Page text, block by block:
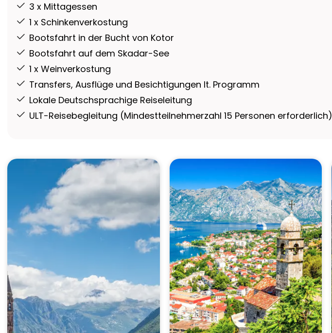
3 x Mittagessen
1 x Schinkenverkostung
Bootsfahrt in der Bucht von Kotor
Bootsfahrt auf dem Skadar-See
1 x Weinverkostung
Transfers, Ausflüge und Besichtigungen lt. Programm
Lokale Deutschsprachige Reiseleitung
ULT-Reisebegleitung (Mindestteilnehmerzahl 15 Personen erforderlich)